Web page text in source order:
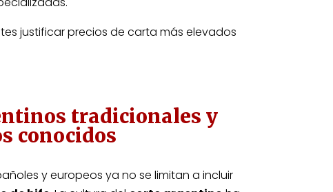
justificar precios de carta más elevados
tradicionales y
conocidos
y europeos ya no se limitan a incluir